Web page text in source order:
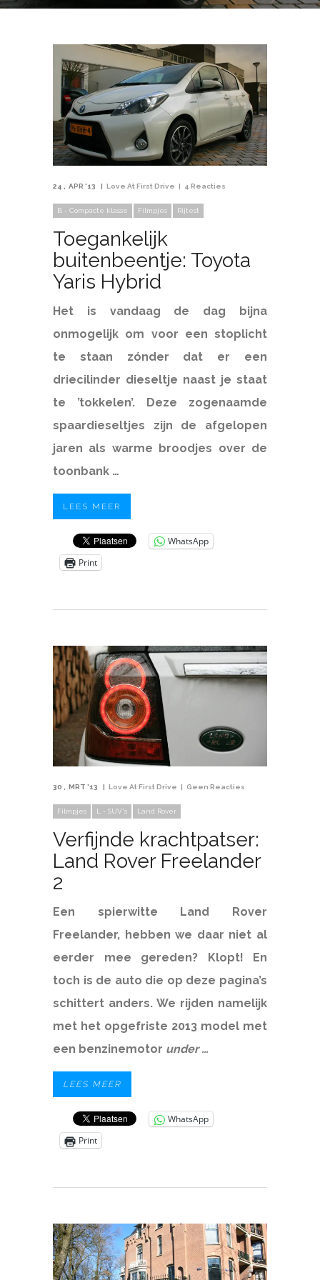
24 APR '13 Love At First Drive 4 Reacties
B - Compacte klasse Filmpjes Rijtest
Toegankelijk
buitenbeentje: Toyota
Yaris Hybrid
Het is vandaag de dag bijna
onmogelijk om voor een stoplicht
te staan zónder dat er een
driecilinder dieseltje naast je staat
te ’tokkelen’. Deze zogenaamde
spaardieseltjes zijn de afgelopen
jaren als warme broodjes over de
toonbank …
LEES MEER
WhatsApp
Print
30 MRT '13 Love At First Drive Geen Reacties
Filmpjes L - SUV's Land Rover
Verfijnde krachtpatser:
Land Rover Freelander
2
Een spierwitte Land Rover
Freelander, hebben we daar niet al
eerder mee gereden? Klopt! En
toch is de auto die op deze pagina’s
schittert anders. We rijden namelijk
met het opgefriste 2013 model met
een benzinemotor under …
LEES MEER
WhatsApp
Print